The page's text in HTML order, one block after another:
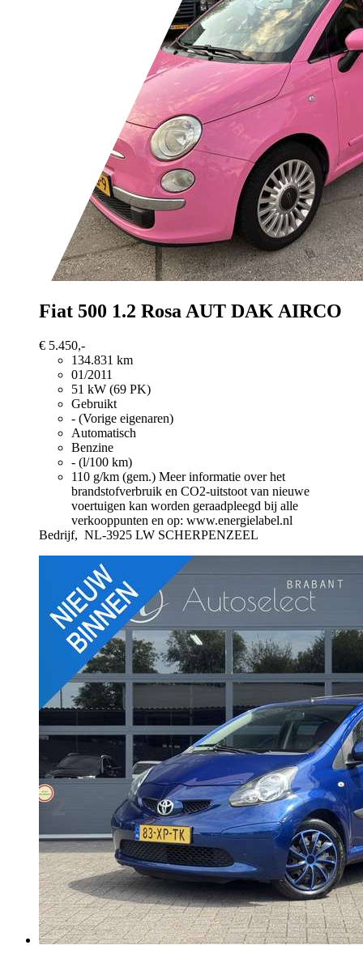
Fiat 500 1.2 Rosa AUT DAK AIRCO
€ 5.450,-
134.831 km
01/2011
51 kW (69 PK)
Gebruikt
- (Vorige eigenaren)
Automatisch
Benzine
- (l/100 km)
110 g/km (gem.) Meer informatie over het
brandstofverbruik en CO2-uitstoot van nieuwe
voertuigen kan worden geraadpleegd bij alle
verkooppunten en op: www.energielabel.nl
Bedrijf, NL-3925 LW SCHERPENZEEL